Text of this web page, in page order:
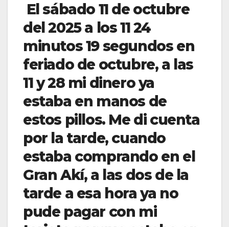
El sábado 11 de octubre
del 2025 a los 11 24
minutos 19 segundos en
feriado de octubre, a las
11 y 28 mi dinero ya
estaba en manos de
estos pillos. Me di cuenta
por la tarde, cuando
estaba comprando en el
Gran Akí, a las dosde la
tarde a esa hora ya no
pude pagar con mi